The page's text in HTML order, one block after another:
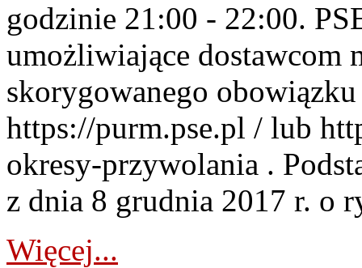
godzinie 21:00 - 22:00.
umożliwiające dostawcom
skorygowanego
https://purm.pse.pl / lub
okresy-przywolania .
z dnia 8 grudnia 2017 r. o
Więcej...